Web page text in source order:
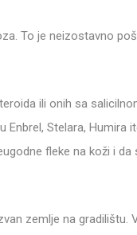
To je neizostavno
ili onih sa
Stelara,
fleke na koži i
zemlje na